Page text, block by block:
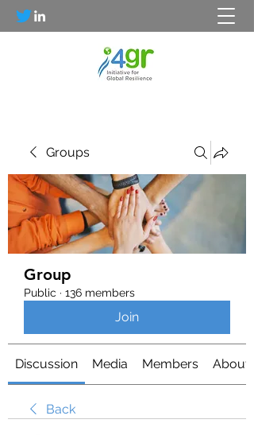
Groups
Group
Public · 136 members
Join
Discussion Media Members About
Back